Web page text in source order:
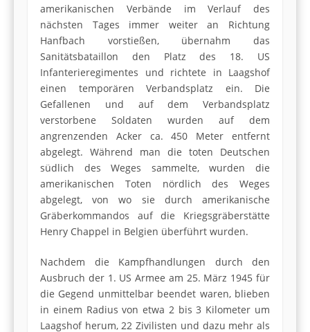
amerikanischen Verbände im Verlauf des
nächsten Tages immer weiter an Richtung
Hanfbach vorstießen, übernahm das
Sanitätsbataillon den Platz des 18. US
Infanterieregimentes und richtete in Laagshof
einen temporären Verbandsplatz ein. Die
Gefallenen und auf dem Verbandsplatz
verstorbene Soldaten wurden auf dem
angrenzenden Acker ca. 450 Meter entfernt
abgelegt. Während man die toten Deutschen
südlich des Weges sammelte, wurden die
amerikanischen Toten nördlich des Weges
abgelegt, von wo sie durch amerikanische
Gräberkommandos auf die Kriegsgräberstätte
Henry Chappel in Belgien überführt wurden.
Nachdem die Kampfhandlungen durch den
Ausbruch der 1. US Armee am 25. März 1945 für
die Gegend unmittelbar beendet waren, blieben
in einem Radius von etwa 2 bis 3 Kilometer um
Laagshof herum, 22 Zivilisten und dazu mehr als